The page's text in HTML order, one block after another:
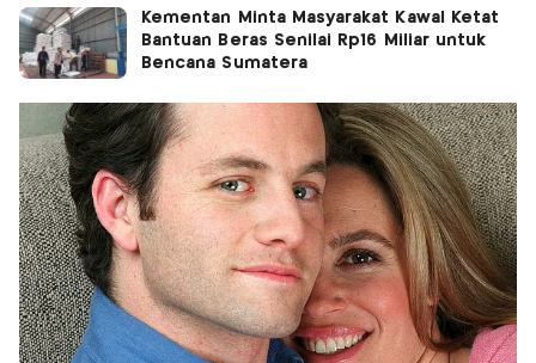
Kementan Minta Masyarakat Kawal Ketat
Bantuan Beras Senilai Rp16 Miliar untuk
Bencana Sumatera